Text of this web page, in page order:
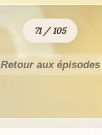
71 / 105
Retour aux épisodes